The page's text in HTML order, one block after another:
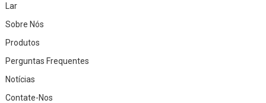
Lar
Sobre Nós
Produtos
Perguntas Frequentes
Notícias
Contate-Nos